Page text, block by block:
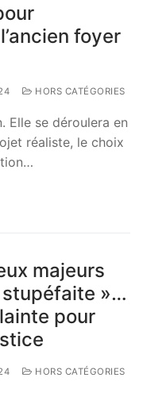
foyer
HORS CATÉGORIES
Elle se déroulera en
réaliste, le choix
majeurs
stupéfaite »…
pour
HORS CATÉGORIES